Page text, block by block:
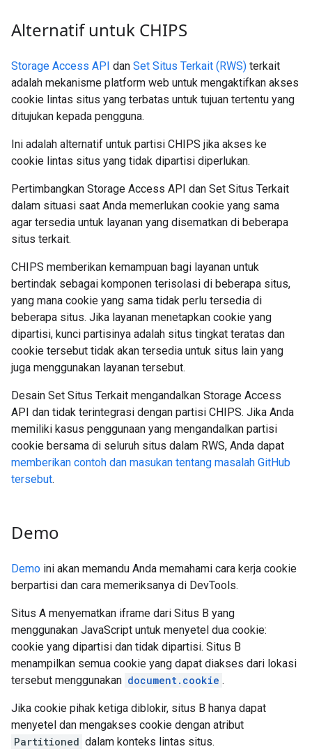
Alternatif untuk CHIPS
Storage Access API dan Set Situs Terkait (RWS) terkait
adalah mekanisme platform web untuk mengaktifkan akses
cookie lintas situs yang terbatas untuk tujuan tertentu yang
ditujukan kepada pengguna.
Ini adalah alternatif untuk partisi CHIPS jika akses ke
cookie lintas situs yang tidak dipartisi diperlukan.
Pertimbangkan Storage Access API dan Set Situs Terkait
dalam situasi saat Anda memerlukan cookie yang sama
agar tersedia untuk layanan yang disematkan di beberapa
situs terkait.
CHIPS memberikan kemampuan bagi layanan untuk
bertindak sebagai komponen terisolasi di beberapa situs,
yang mana cookie yang sama tidak perlu tersedia di
beberapa situs. Jika layanan menetapkan cookie yang
dipartisi, kunci partisinya adalah situs tingkat teratas dan
cookie tersebut tidak akan tersedia untuk situs lain yang
juga menggunakan layanan tersebut.
Desain Set Situs Terkait mengandalkan Storage Access
API dan tidak terintegrasi dengan partisi CHIPS. Jika Anda
memiliki kasus penggunaan yang mengandalkan partisi
cookie bersama di seluruh situs dalam RWS, Anda dapat
memberikan contoh dan masukan tentang masalah GitHub
tersebut.
Demo
Demo ini akan memandu Anda memahami cara kerja cookie
berpartisi dan cara memeriksanya di DevTools.
Situs A menyematkan iframe dari Situs B yang
menggunakan JavaScript untuk menyetel dua cookie:
cookie yang dipartisi dan tidak dipartisi. Situs B
menampilkan semua cookie yang dapat diakses dari lokasi
tersebut menggunakan document.cookie .
Jika cookie pihak ketiga diblokir, situs B hanya dapat
menyetel dan mengakses cookie dengan atribut
Partitioned dalam konteks lintas situs.